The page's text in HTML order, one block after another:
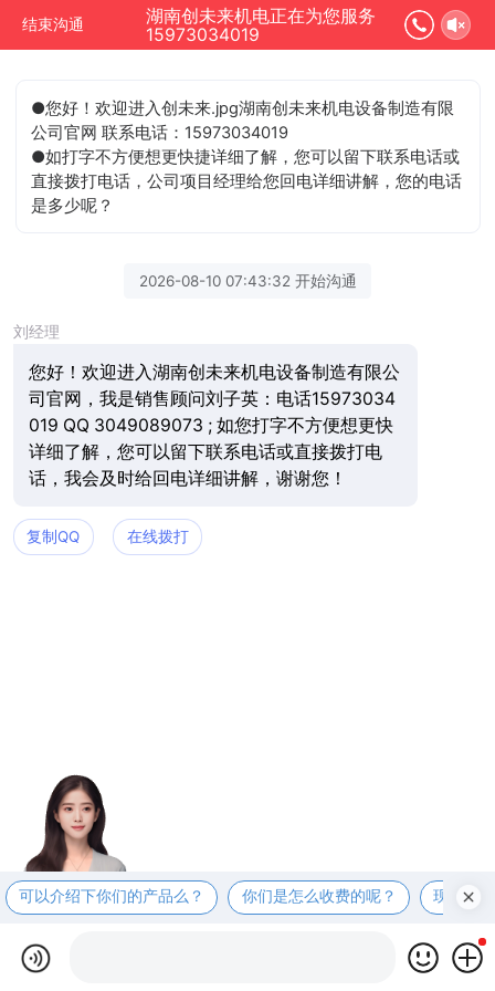
结束沟通
湖南创未来机电正在为您服务
15973034019
●您好！欢迎进入创未来.jpg湖南创未来机电设备制造有限
公司官网 联系电话：15973034019
●如打字不方便想更快捷详细了解，您可以留下联系电话或
直接拨打电话，公司项目经理给您回电详细讲解，您的电话
是多少呢？
2026-08-10 07:43:32 开始沟通
刘经理
您好！欢迎进入湖南创未来机电设备制造有限公
司官网，我是销售顾问刘子英：电话15973034
019 QQ 3049089073 ; 如您打字不方便想更快
详细了解，您可以留下联系电话或直接拨打电
话，我会及时给回电详细讲解，谢谢您！
复制QQ 在线拨打
可以介绍下你们的产品么？ 你们是怎么收费的呢？ 现在有